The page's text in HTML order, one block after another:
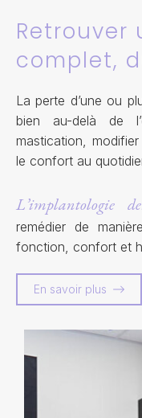
Retrouver
complet,
La perte d’une ou
bien au-delà de
mastication,
le confort au
L’implantologie
remédier de
fonction, confort et
En savoir plus